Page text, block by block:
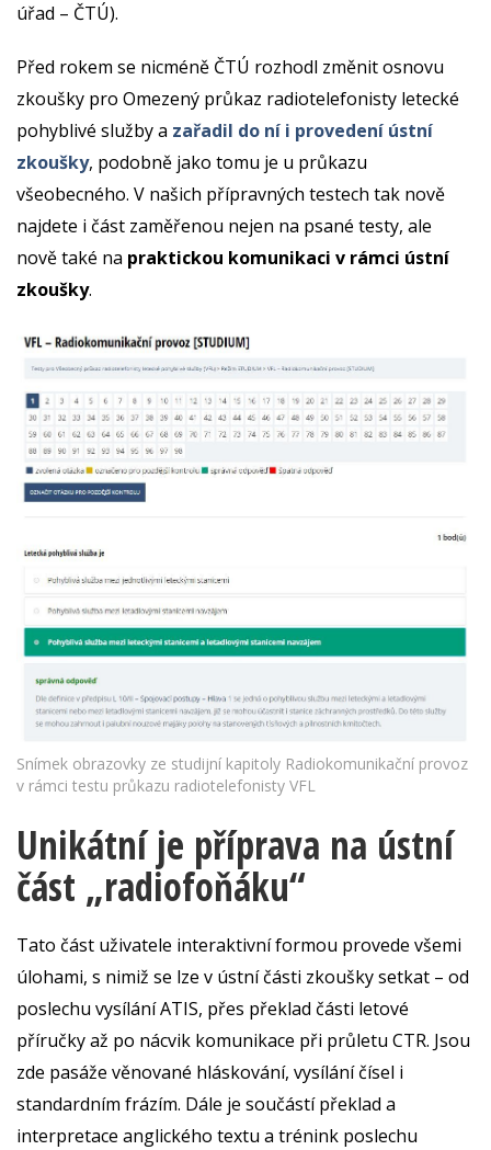
úřad – ČTÚ).
Před rokem se nicméně ČTÚ rozhodl změnit osnovu
zkoušky pro Omezený průkaz radiotelefonisty letecké
pohyblivé služby a zařadil do ní i provedení ústní
zkoušky, podobně jako tomu je u průkazu
všeobecného. V našich přípravných testech tak nově
najdete i část zaměřenou nejen na psané testy, ale
nově také na praktickou komunikaci v rámci ústní
zkoušky.
Snímek obrazovky ze studijní kapitoly Radiokomunikační provoz
v rámci testu průkazu radiotelefonisty VFL
Unikátní je příprava na ústní
část „radiofoňáku“
Tato část uživatele interaktivní formou provede všemi
úlohami, s nimiž se lze v ústní části zkoušky setkat – od
poslechu vysílání ATIS, přes překlad části letové
příručky až po nácvik komunikace při průletu CTR. Jsou
zde pasáže věnované hláskování, vysílání čísel i
standardním frázím. Dále je součástí překlad a
interpretace anglického textu a trénink poslechu